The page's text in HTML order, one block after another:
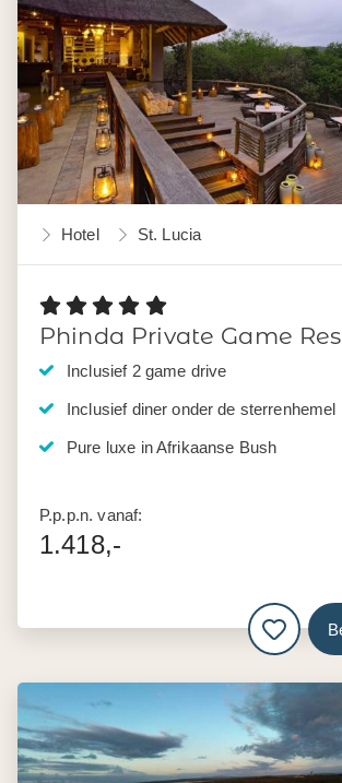
Hotel St. Lucia
Phinda Private Game
Inclusief 2 game drive
Inclusief diner onder de sterrenhemel
Pure luxe in Afrikaanse Bush
P.p.p.n. vanaf:
1.418,-